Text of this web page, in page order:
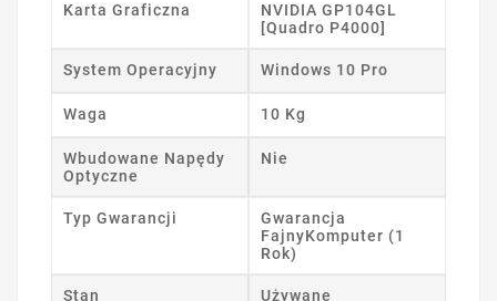
Karta Graficzna
NVIDIA GP104GL
[Quadro P4000]
System Operacyjny Windows 10 Pro
Waga 10 Kg
Wbudowane Napędy
Optyczne
Nie
Typ Gwarancji
Gwarancja
FajnyKomputer (1
Rok)
Stan Używane